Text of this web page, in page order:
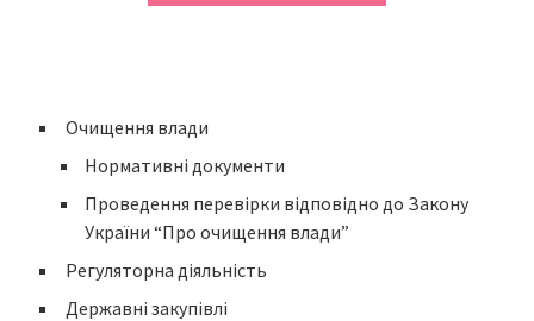
Очищення влади
Нормативні документи
Проведення перевірки відповідно до Закону
України “Про очищення влади”
Регуляторна діяльність
Державні закупівлі